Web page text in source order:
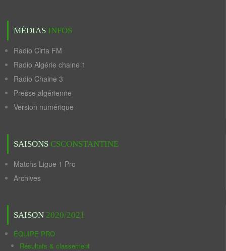
MÉDIAS INFOS
Radio Cirta FM
Radio Algérie chaine 1
Radio Chaine 3
Presse algérienne
Version numérique
SAISONS CSCONSTANTINE
Matchs Ligue 1 Pro
Archives
SAISON 2020/2021
ÉQUIPE PRO
Résultats & classement